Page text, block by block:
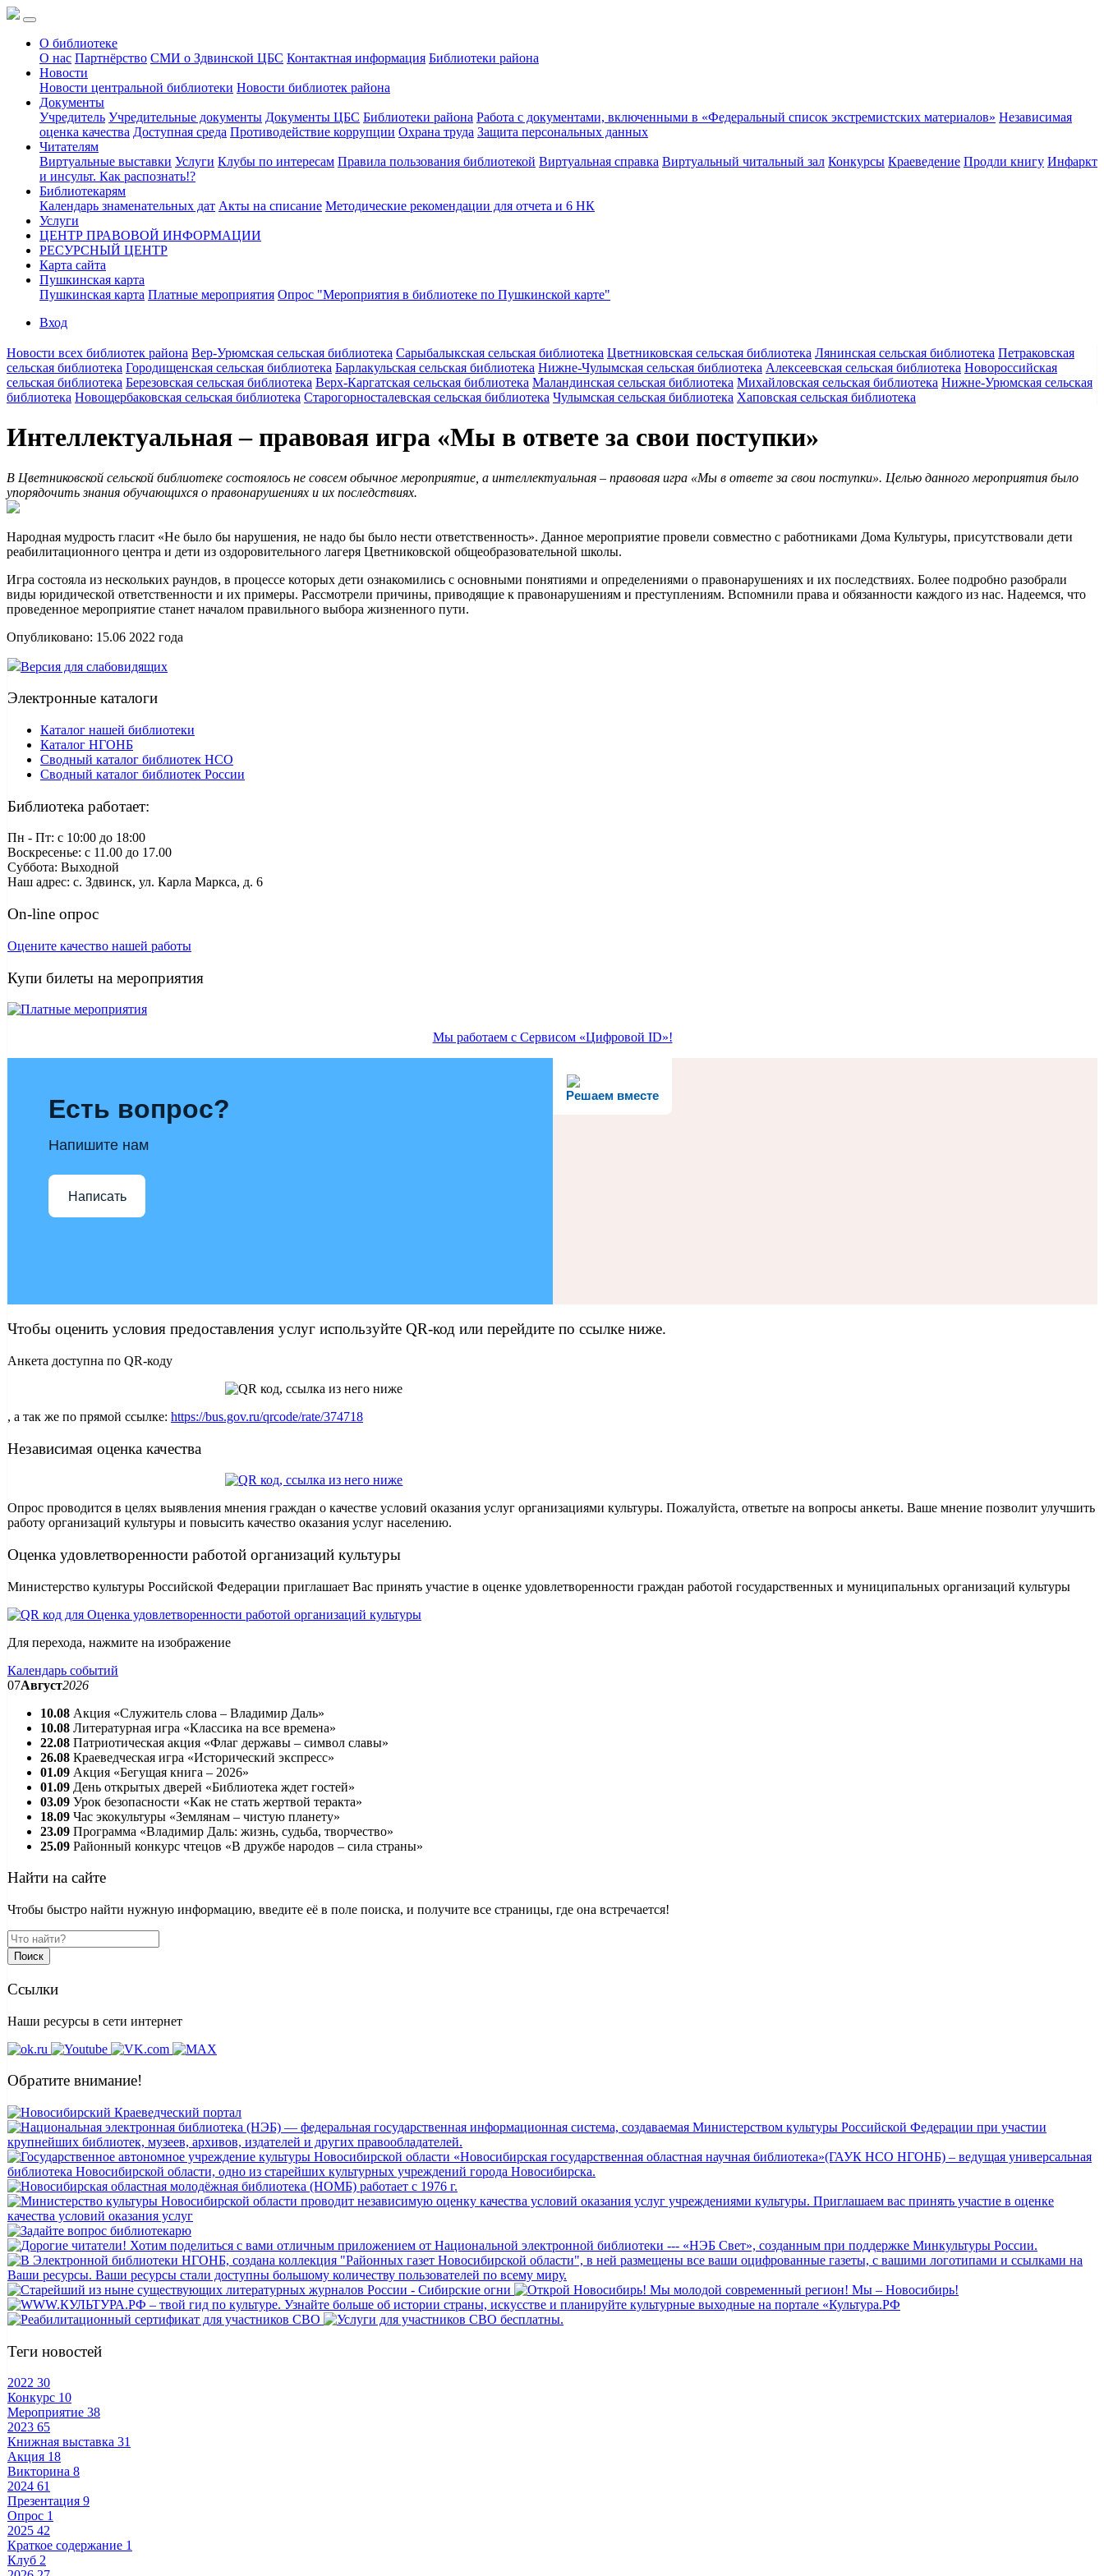
О библиотеке
О нас Партнёрство СМИ о Здвинской ЦБС Контактная информация Библиотеки района
Новости
Новости центральной библиотеки Новости библиотек района
Документы
Учредитель Учредительные документы Документы ЦБС Библиотеки района Работа с документами, включенными в «Федеральный список экстремистских материалов» Независимая
оценка качества Доступная среда Противодействие коррупции Охрана труда Защита персональных данных
Читателям
Виртуальные выставки Услуги Клубы по интересам Правила пользования библиотекой Виртуальная справка Виртуальный читальный зал Конкурсы Краеведение Продли книгу Инфаркт
и инсульт. Как распознать!?
Библиотекарям
Календарь знаменательных дат Акты на списание Методические рекомендации для отчета и 6 НК
Услуги
ЦЕНТР ПРАВОВОЙ ИНФОРМАЦИИ
РЕСУРСНЫЙ ЦЕНТР
Карта сайта
Пушкинская карта
Пушкинская карта Платные мероприятия Опрос "Мероприятия в библиотеке по Пушкинской карте"
Вход
Новости всех библиотек района Вер-Урюмская сельская библиотека Сарыбалыкская сельская библиотека Цветниковская сельская библиотека Лянинская сельская библиотека Петраковская
сельская библиотека Городищенская сельская библиотека Барлакульская сельская библиотека Нижне-Чулымская сельская библиотека Алексеевская сельская библиотека Новороссийская
сельская библиотека Березовская сельская библиотека Верх-Каргатская сельская библиотека Маландинская сельская библиотека Михайловская сельская библиотека Нижне-Урюмская сельская
библиотека Новощербаковская сельская библиотека Старогорносталевская сельская библиотека Чулымская сельская библиотека Хаповская сельская библиотека
Интеллектуальная – правовая игра «Мы в ответе за свои поступки»
В Цветниковской сельской библиотеке состоялось не совсем обычное мероприятие, а интеллектуальная – правовая игра «Мы в ответе за свои поступки». Целью данного мероприятия было
упорядочить знания обучающихся о правонарушениях и их последствиях.
Народная мудрость гласит «Не было бы нарушения, не надо бы было нести ответственность». Данное мероприятие провели совместно с работниками Дома Культуры, присутствовали дети
реабилитационного центра и дети из оздоровительного лагеря Цветниковской общеобразовательной школы.
Игра состояла из нескольких раундов, в процессе которых дети ознакомились с основными понятиями и определениями о правонарушениях и их последствиях. Более подробно разобрали
виды юридической ответственности и их примеры. Рассмотрели причины, приводящие к правонарушениям и преступлениям. Вспомнили права и обязанности каждого из нас. Надеемся, что
проведенное мероприятие станет началом правильного выбора жизненного пути.
Опубликовано: 15.06 2022 года
Версия для слабовидящих
Электронные каталоги
Каталог нашей библиотеки
Каталог НГОНБ
Сводный каталог библиотек НСО
Сводный каталог библиотек России
Библиотека работает:
Пн - Пт: c 10:00 до 18:00
Воскресенье: с 11.00 до 17.00
Суббота: Выходной
Наш адрес: с. Здвинск, ул. Карла Маркса, д. 6
On-line опрос
Оцените качество нашей работы
Купи билеты на мероприятия
Мы работаем с Сервисом «Цифровой ID»!
Решаем вместе
Есть вопрос?
Напишите нам
Написать
Чтобы оценить условия предоставления услуг используйте QR-код или перейдите по ссылке ниже.
Анкета доступна по QR-коду
, а так же по прямой ссылке: https://bus.gov.ru/qrcode/rate/374718
Независимая оценка качества
Опрос проводится в целях выявления мнения граждан о качестве условий оказания услуг организациями культуры. Пожалуйста, ответьте на вопросы анкеты. Ваше мнение позволит улучшить
работу организаций культуры и повысить качество оказания услуг населению.
Оценка удовлетворенности работой организаций культуры
Министерство культуры Российской Федерации приглашает Вас принять участие в оценке удовлетворенности граждан работой государственных и муниципальных организаций культуры
Для перехода, нажмите на изображение
Календарь событий
07Август2026
10.08 Акция «Служитель слова – Владимир Даль»
10.08 Литературная игра «Классика на все времена»
22.08 Патриотическая акция «Флаг державы – символ славы»
26.08 Краеведческая игра «Исторический экспресс»
01.09 Акция «Бегущая книга – 2026»
01.09 День открытых дверей «Библиотека ждет гостей»
03.09 Урок безопасности «Как не стать жертвой теракта»
18.09 Час экокультуры «Землянам – чистую планету»
23.09 Программа «Владимир Даль: жизнь, судьба, творчество»
25.09 Районный конкурс чтецов «В дружбе народов – сила страны»
Найти на сайте
Чтобы быстро найти нужную информацию, введите её в поле поиска, и получите все страницы, где она встречается!
Поиск
Ссылки
Наши ресурсы в сети интернет
Обратите внимание!
Теги новостей
2022 30
Конкурс 10
Мероприятие 38
2023 65
Книжная выставка 31
Акция 18
Викторина 8
2024 61
Презентация 9
Опрос 1
2025 42
Краткое содержание 1
Клуб 2